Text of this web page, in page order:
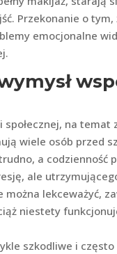
Przekonanie o
emocjonalne
na
wiele osób przed
a codzienność
ale
można lekceważyć,
niestety
szkodliwe i